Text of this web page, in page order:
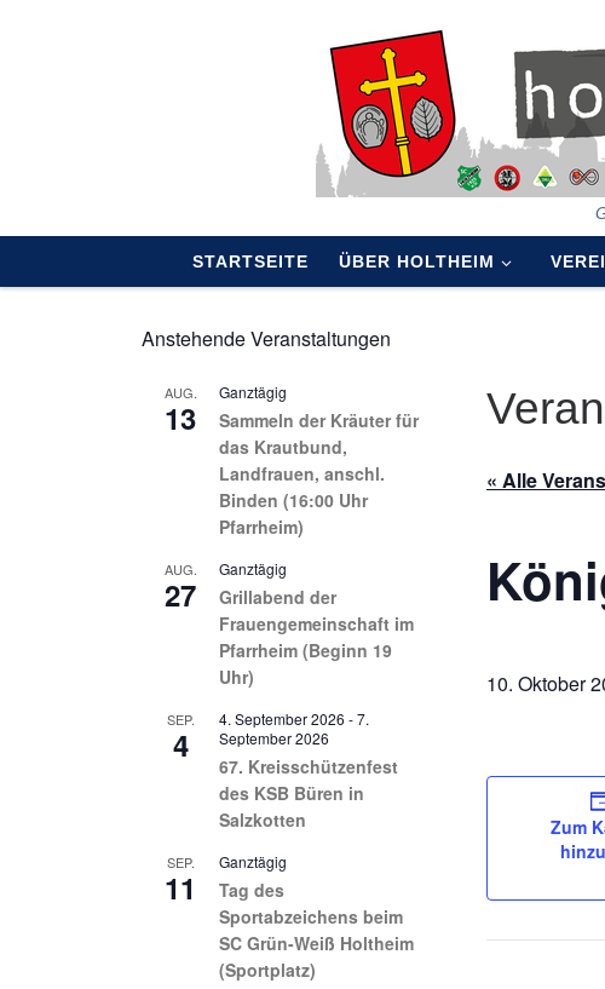
STARTSEITE ÜBER HOLTHEIM
« Alle
10. Oktober
Zum
Anstehende Veranstaltungen
AUG.
13
Ganztägig
Sammeln der Kräuter für
das Krautbund,
Landfrauen, anschl.
Binden (16:00 Uhr
Pfarrheim)
AUG.
27
Ganztägig
Grillabend der
Frauengemeinschaft im
Pfarrheim (Beginn 19
Uhr)
SEP.
4
4. September 2026 -7.
September 2026
67. Kreisschützenfest
des KSB Büren in
Salzkotten
SEP.
11
Ganztägig
Tag des
Sportabzeichens beim
SC Grün-Weiß Holtheim
(Sportplatz)